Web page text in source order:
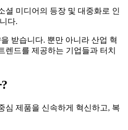
셜 미디어의 등장 및 대중화로 인
다.
받습니다. 뿐만 아니라 산업 혁
드를 제공하는 기업들과 터치
심 제품을 신속하게 혁신하고, 복